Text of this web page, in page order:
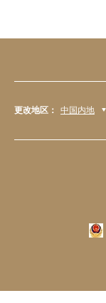
更改地区： 中国内地